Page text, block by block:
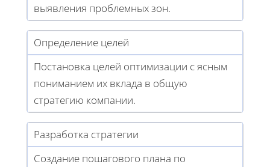
выявления проблемных зон.
Определение целей
Постановка целей оптимизации с ясным
пониманием их вклада в общую
стратегию компании.
Разработка стратегии
Создание пошагового плана по